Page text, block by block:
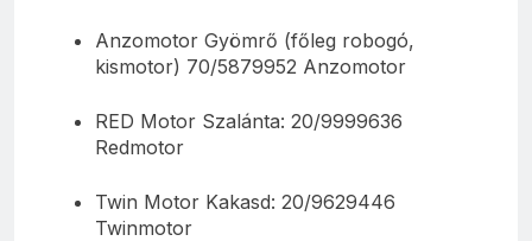
Anzomotor Gyömrő (főleg robogó,
kismotor) 70/5879952 Anzomotor
RED Motor Szalánta: 20/9999636
Redmotor
Twin Motor Kakasd: 20/9629446
Twinmotor